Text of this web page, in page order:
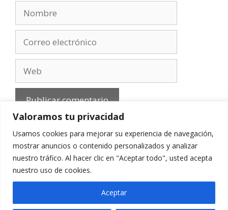
Valoramos tu privacidad
Usamos cookies para mejorar su experiencia de navegación,
mostrar anuncios o contenido personalizados y analizar
nuestro tráfico. Al hacer clic en "Aceptar todo", usted acepta
nuestro uso de cookies.
Aceptar
electrónico
Aviso Legal-Política de privacidad
Contacto